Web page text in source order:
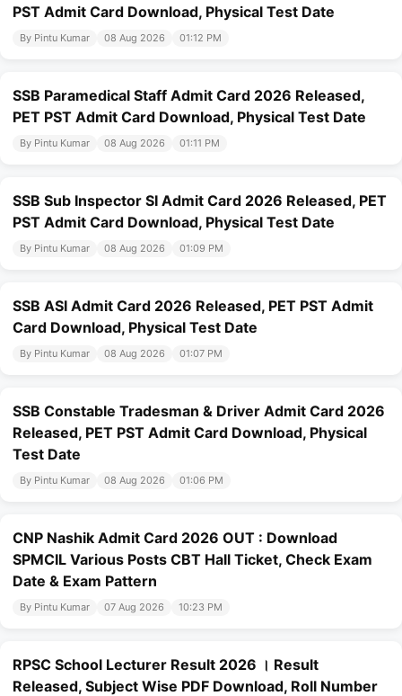
PST Admit Card Download, Physical Test Date
By Pintu Kumar 08 Aug 2026 01:12 PM
SSB Paramedical Staff Admit Card 2026 Released,
PET PST Admit Card Download, Physical Test Date
By Pintu Kumar 08 Aug 2026 01:11 PM
SSB Sub Inspector SI Admit Card 2026 Released, PET
PST Admit Card Download, Physical Test Date
By Pintu Kumar 08 Aug 2026 01:09 PM
SSB ASI Admit Card 2026 Released, PET PST Admit
Card Download, Physical Test Date
By Pintu Kumar 08 Aug 2026 01:07 PM
SSB Constable Tradesman & Driver Admit Card 2026
Released, PET PST Admit Card Download, Physical
Test Date
By Pintu Kumar 08 Aug 2026 01:06 PM
CNP Nashik Admit Card 2026 OUT : Download
SPMCIL Various Posts CBT Hall Ticket, Check Exam
Date & Exam Pattern
By Pintu Kumar 07 Aug 2026 10:23 PM
RPSC School Lecturer Result 2026 । Result
Released, Subject Wise PDF Download, Roll Number